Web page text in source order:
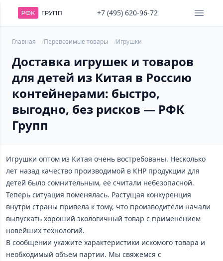
+7 (495) 620-96-72
Главная Перевозимые товары Игрушки
Доставка игрушек и товаров
для детей из Китая в Россию
контейнерами: быстро,
выгодно, без рисков — РФК
Групп
Игрушки оптом из Китая очень востребованы. Несколько
лет назад качество производимой в КНР продукции для
детей было сомнительным, ее считали небезопасной.
Теперь ситуация поменялась. Растущая конкуренция
внутри страны привела к тому, что производители начали
выпускать хороший экологичный товар с применением
новейших технологий.
В сообщении укажите характеристики искомого товара и
необходимый объем партии. Мы свяжемся с